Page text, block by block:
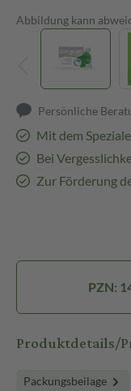
Abbildung kann
Persönliche
Mit dem
Bei
Zur Förderung
PZN:
Produktdetails/
Packungsbeilage